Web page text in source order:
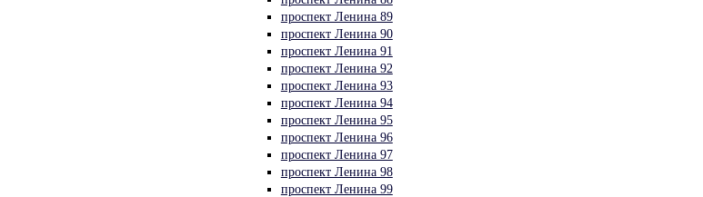
проспект Ленина 89
проспект Ленина 90
проспект Ленина 91
проспект Ленина 92
проспект Ленина 93
проспект Ленина 94
проспект Ленина 95
проспект Ленина 96
проспект Ленина 97
проспект Ленина 98
проспект Ленина 99